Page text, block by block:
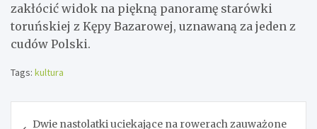
zakłócić widok na piękną panoramę starówki
toruńskiej z Kępy Bazarowej, uznawaną za jeden z
cudów Polski.
Tags: kultura
Dwie nastolatki uciekające na rowerach zauważone